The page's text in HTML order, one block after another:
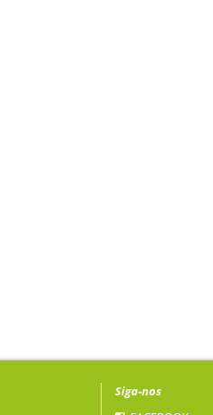
Siga-nos